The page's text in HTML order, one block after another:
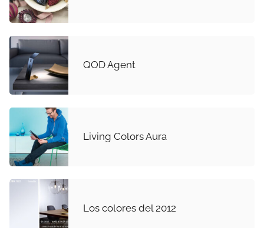
QOD Agent
Living Colors Aura
Los colores del 2012